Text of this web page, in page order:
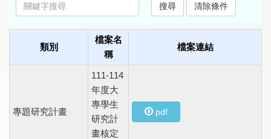
類別
檔案名
稱
檔案連結
專題研究計畫
111-114
年度大
專學生
研究計
畫核定
pdf